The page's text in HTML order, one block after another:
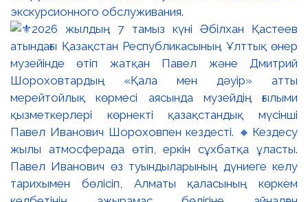
экскурсионного обслуживания.